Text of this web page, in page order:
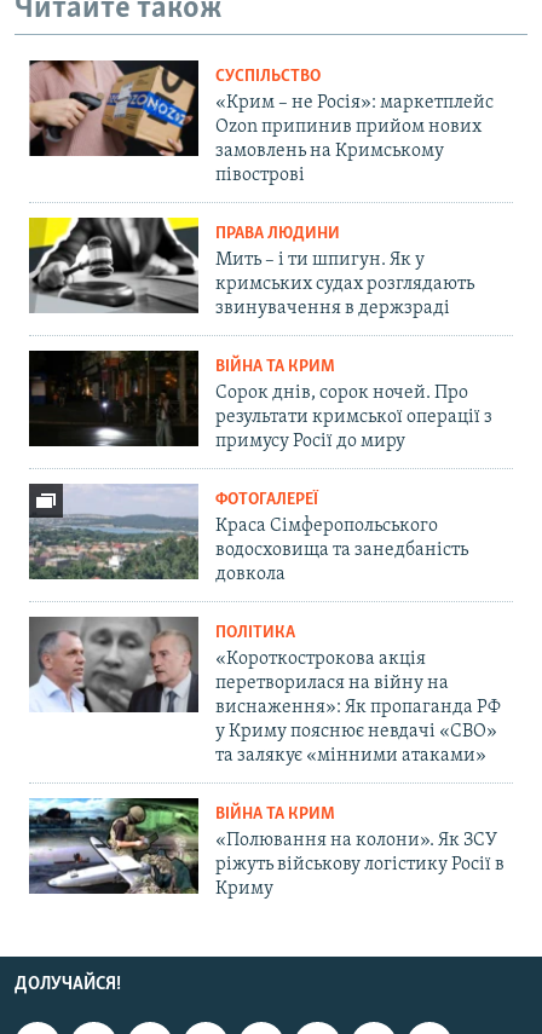
Читайте також
СУСПІЛЬСТВО
«Крим – не Росія»: маркетплейс
Ozon припинив прийом нових
замовлень на Кримському
півострові
ПРАВА ЛЮДИНИ
Мить – і ти шпигун. Як у
кримських судах розглядають
звинувачення в держзраді
ВІЙНА ТА КРИМ
Сорок днів, сорок ночей. Про
результати кримської операції з
примусу Росії до миру
ФОТОГАЛЕРЕЇ
Краса Сімферопольського
водосховища та занедбаність
довкола
ПОЛІТИКА
«Короткострокова акція
перетворилася на війну на
виснаження»: Як пропаганда РФ
у Криму пояснює невдачі «СВО»
та залякує «мінними атаками»
ВІЙНА ТА КРИМ
«Полювання на колони». Як ЗСУ
ріжуть військову логістику Росії в
Криму
ДОЛУЧАЙСЯ!